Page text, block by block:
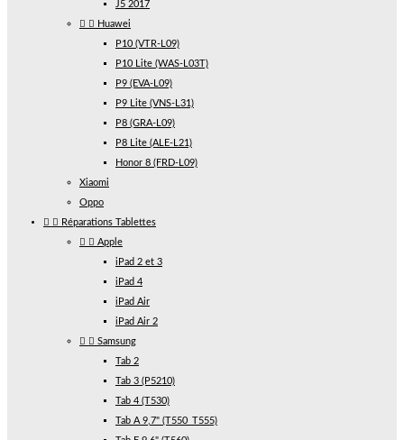
J5 2017
  Huawei
P10 (VTR-L09)
P10 Lite (WAS-L03T)
P9 (EVA-L09)
P9 Lite (VNS-L31)
P8 (GRA-L09)
P8 Lite (ALE-L21)
Honor 8 (FRD-L09)
Xiaomi
Oppo
  Réparations Tablettes
  Apple
iPad 2 et 3
iPad 4
iPad Air
iPad Air 2
  Samsung
Tab 2
Tab 3 (P5210)
Tab 4 (T530)
Tab A 9,7" (T550_T555)